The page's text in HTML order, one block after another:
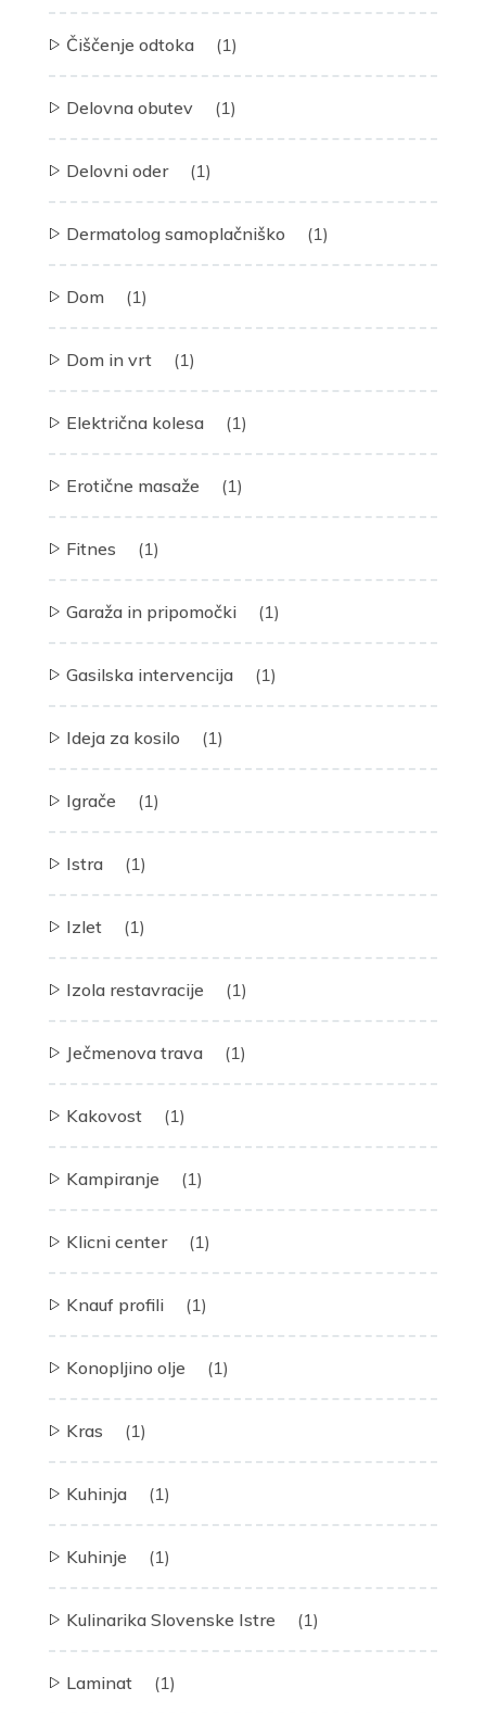
Čiščenje odtoka (1)
Delovna obutev (1)
Delovni oder (1)
Dermatolog samoplačniško (1)
Dom (1)
Dom in vrt (1)
Električna kolesa (1)
Erotične masaže (1)
Fitnes (1)
Garaža in pripomočki (1)
Gasilska intervencija (1)
Ideja za kosilo (1)
Igrače (1)
Istra (1)
Izlet (1)
Izola restavracije (1)
Ječmenova trava (1)
Kakovost (1)
Kampiranje (1)
Klicni center (1)
Knauf profili (1)
Konopljino olje (1)
Kras (1)
Kuhinja (1)
Kuhinje (1)
Kulinarika Slovenske Istre (1)
Laminat (1)